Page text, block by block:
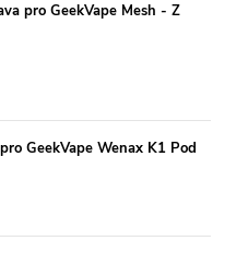
pro GeekVape Mesh - Z
GeekVape Wenax K1 Pod